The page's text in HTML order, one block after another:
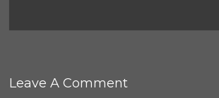
Leave A Comment